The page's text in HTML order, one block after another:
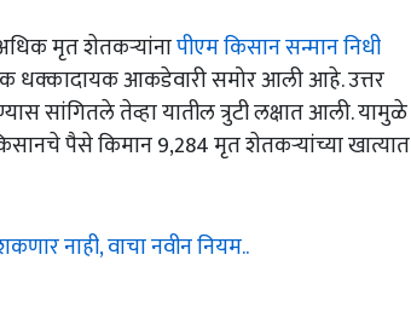
अधिक मृत शेतकऱ्यांनापीएम किसान सन्मान निधी
धक्कादायक आकडेवारी समोर आली आहे. उत्तर
सांगितले तेव्हा यातील त्रुटी लक्षात आली. यामुळे
पैसे किमान 9,284 मृत शेतकऱ्यांच्या खात्यात
नाही, वाचा नवीन नियम..